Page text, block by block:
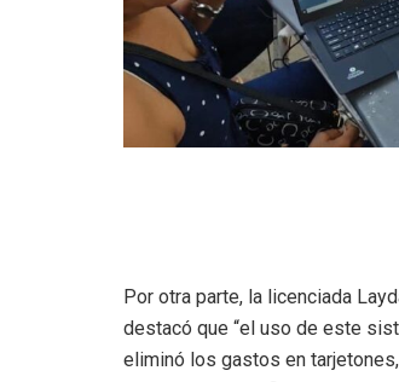
Por otra parte, la licenciada
destacó que “el uso de este
eliminó los gastos en